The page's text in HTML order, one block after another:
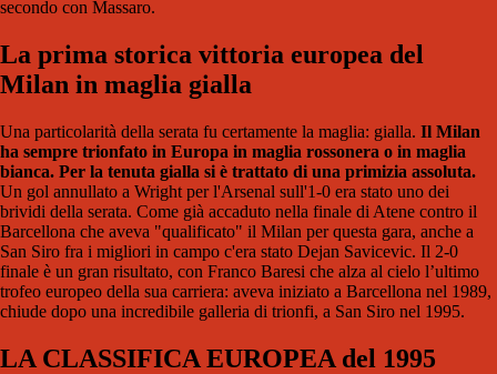
secondo con Massaro.
La prima storica vittoria europea del
Milan in maglia gialla
Una particolarità della serata fu certamente la maglia: gialla. Il Milan
ha sempre trionfato in Europa in maglia rossonera o in maglia
bianca. Per la tenuta gialla si è trattato di una primizia assoluta.
Un gol annullato a Wright per l'Arsenal sull'1-0 era stato uno dei
brividi della serata. Come già accaduto nella finale di Atene contro il
Barcellona che aveva "qualificato" il Milan per questa gara, anche a
San Siro fra i migliori in campo c'era stato Dejan Savicevic. Il 2-0
finale è un gran risultato, con Franco Baresi che alza al cielo l’ultimo
trofeo europeo della sua carriera: aveva iniziato a Barcellona nel 1989,
chiude dopo una incredibile galleria di trionfi, a San Siro nel 1995.
LA CLASSIFICA EUROPEA del 1995